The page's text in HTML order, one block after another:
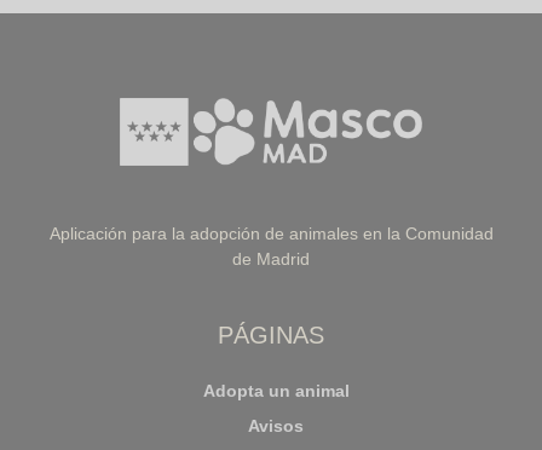
Aplicación para la adopción de animales en la Comunidad
de Madrid
PÁGINAS
Adopta un animal
Avisos